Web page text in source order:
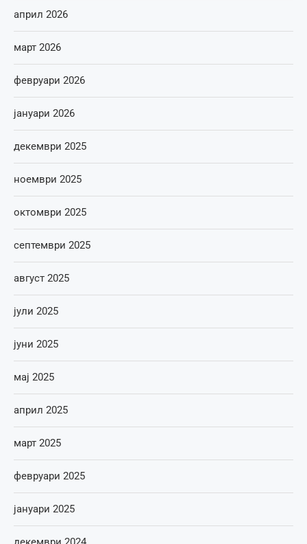
април 2026
март 2026
февруари 2026
јануари 2026
декември 2025
ноември 2025
октомври 2025
септември 2025
август 2025
јули 2025
јуни 2025
мај 2025
април 2025
март 2025
февруари 2025
јануари 2025